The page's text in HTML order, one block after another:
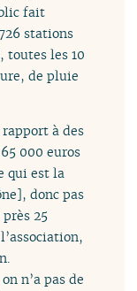
fait
stations
toutes les 10
de pluie
à des
000 euros
qui est la
donc pas
25
n’a pas de